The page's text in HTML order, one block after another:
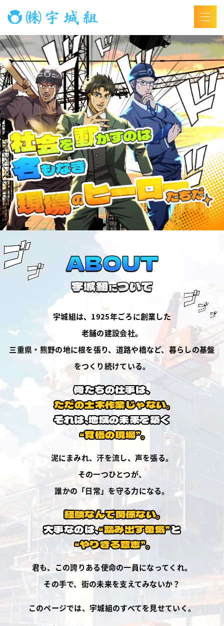
宇城組は、1925年ごろに創業した
老舗の建設会社。
三重県・熊野の地に根を張り、道路や橋など、暮らしの基盤
をつくり続けている。
俺たちの仕事は、
ただの土木作業じゃない。
それは、地域の未来を築く
“覚悟の現場”。
泥にまみれ、汗を流し、声を張る。
その一つひとつが、
誰かの「日常」を守る力になる。
経験なんて関係ない。
大事なのは、“踏み出す勇気”と
“やりきる意志”。
君も、この誇りある使命の一員になってくれ。
その手で、街の未来を支えてみないか？
このページでは、宇城組のすべてを見せていく。